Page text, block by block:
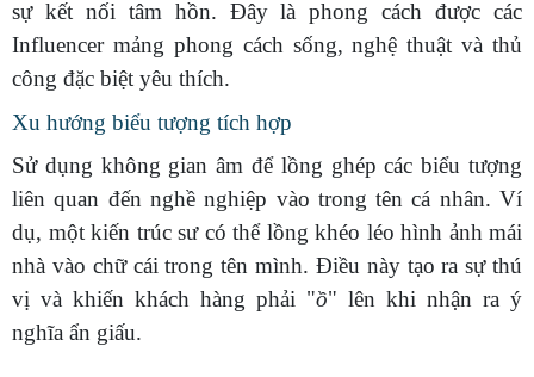
sự kết nối tâm hồn. Đây là phong cách được các
Influencer mảng phong cách sống, nghệ thuật và thủ
công đặc biệt yêu thích.
Xu hướng biểu tượng tích hợp
Sử dụng không gian âm để lồng ghép các biểu tượng
liên quan đến nghề nghiệp vào trong tên cá nhân. Ví
dụ, một kiến trúc sư có thể lồng khéo léo hình ảnh mái
nhà vào chữ cái trong tên mình. Điều này tạo ra sự thú
vị và khiến khách hàng phải "ồ" lên khi nhận ra ý
nghĩa ẩn giấu.